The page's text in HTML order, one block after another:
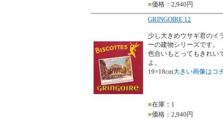
■価格：2,940円
GRINGOIRE 12
少し大きめウサギ君のイ
ーの建物シリーズです。
色合いもとってもきれい
よ。
19×18cm大きい画像はコ
■在庫：1
■価格：2,940円